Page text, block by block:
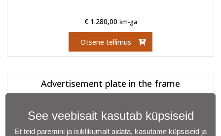
€ 1.280,00 km-ga
Otsene tellimus
Advertisement plate in the frame
See veebisait kasutab küpsiseid
Et teid paremini ja isiklikumalt aidata, kasutame küpsiseid ja